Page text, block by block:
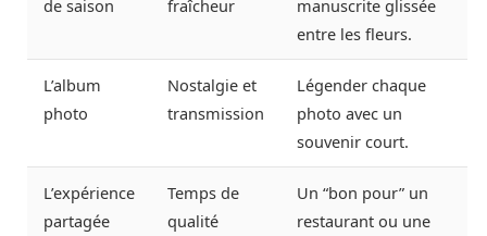
de saison
fraîcheur
manuscrite glissée
entre les fleurs.
L’album
photo
Nostalgie et
transmission
Légender chaque
photo avec un
souvenir court.
L’expérience
partagée
Temps de
qualité
Un “bon pour” un
restaurant ou une